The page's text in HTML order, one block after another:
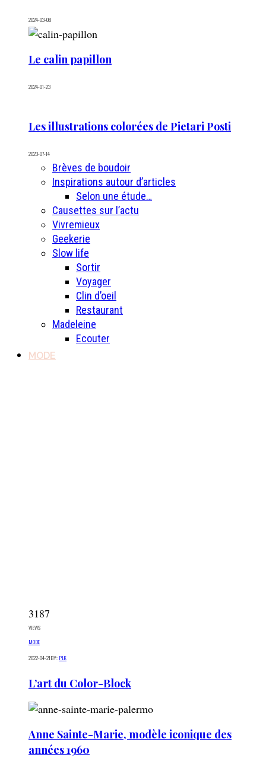
2024-03-08
Le calin papillon
2024-01-23
Les illustrations colorées de Pietari Posti
2023-07-14
Brèves de boudoir
Inspirations autour d’articles
Selon une étude…
Causettes sur l’actu
Vivremieux
Geekerie
Slow life
Sortir
Voyager
Clin d’oeil
Restaurant
Madeleine
Ecouter
MODE
3187
VIEWS
MODE
2022-04-21BY: PLK
L’art du Color-Block
Anne Sainte-Marie, modèle iconique des
années 1960